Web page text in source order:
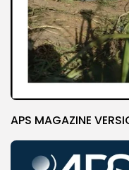
APS MAGAZINE